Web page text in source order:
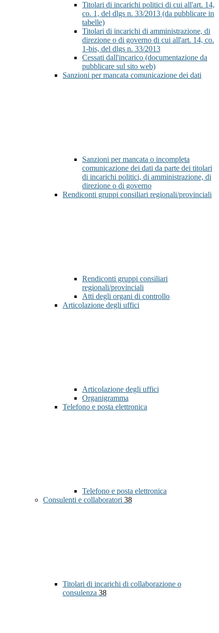
Titolari di incarichi politici di cui all'art. 14,
co. 1, del dlgs n. 33/2013 (da pubblicare in
tabelle)
Titolari di incarichi di amministrazione, di
direzione o di governo di cui all'art. 14, co.
1-bis, del dlgs n. 33/2013
Cessati dall'incarico (documentazione da
pubblicare sul sito web)
Sanzioni per mancata comunicazione dei dati
Sanzioni per mancata o incompleta
comunicazione dei dati da parte dei titolari
di incarichi politici, di amministrazione, di
direzione o di governo
Rendiconti gruppi consiliari regionali/provinciali
Rendiconti gruppi consiliari
regionali/provinciali
Atti degli organi di controllo
Articolazione degli uffici
Articolazione degli uffici
Organigramma
Telefono e posta elettronica
Telefono e posta elettronica
Consulenti e collaboratori 38
Titolari di incarichi di collaborazione o
consulenza 38